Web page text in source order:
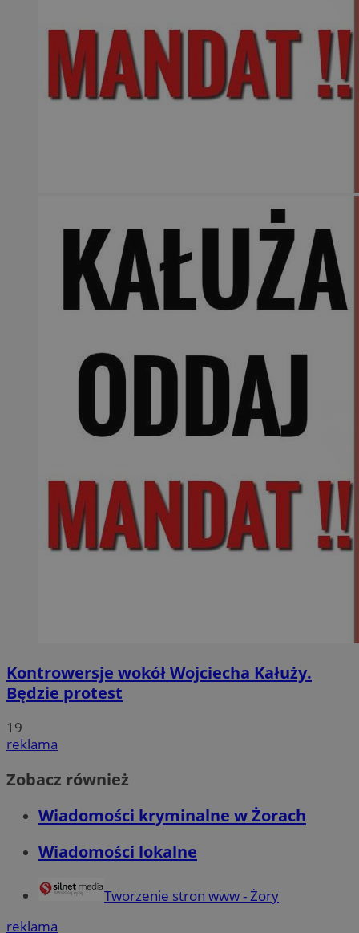
Kontrowersje wokół Wojciecha Kałuży.
Będzie protest
19
reklama
Zobacz również
Wiadomości kryminalne w Żorach
Wiadomości lokalne
Tworzenie stron www - Żory
reklama